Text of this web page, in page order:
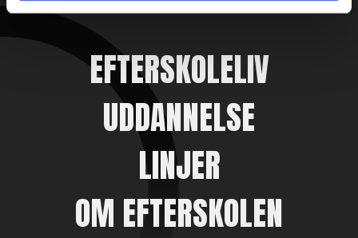
EFTERSKOLELIV
UDDANNELSE
LINJER
OM EFTERSKOLEN